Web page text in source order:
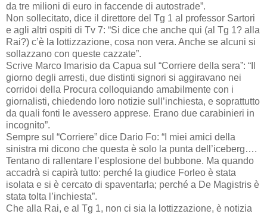
da tre milioni di euro in faccende di autostrade”.
Non sollecitato, dice il direttore del Tg 1 al professor Sartori
e agli altri ospiti di Tv 7: “Si dice che anche qui (al Tg 1? alla
Rai?) c’è la lottizzazione, cosa non vera. Anche se alcuni si
sollazzano con queste cazzate”.
Scrive Marco Imarisio da Capua sul “Corriere della sera”: “Il
giorno degli arresti, due distinti signori si aggiravano nei
corridoi della Procura colloquiando amabilmente con i
giornalisti, chiedendo loro notizie sull’inchiesta, e soprattutto
da quali fonti le avessero apprese. Erano due carabinieri in
incognito”.
Sempre sul “Corriere” dice Dario Fo: “I miei amici della
sinistra mi dicono che questa è solo la punta dell’iceberg….
Tentano di rallentare l’esplosione del bubbone. Ma quando
accadrà si capirà tutto: perché la giudice Forleo è stata
isolata e si è cercato di spaventarla; perché a De Magistris è
stata tolta l’inchiesta”.
Che alla Rai, e al Tg 1, non ci sia la lottizzazione, è notizia